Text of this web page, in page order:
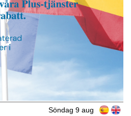
Söndag 9 aug